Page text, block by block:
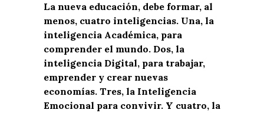
La nueva educación, debe formar, al
menos, cuatro inteligencias. Una, la
inteligencia Académica, para
comprender el mundo. Dos, la
inteligencia Digital, para trabajar,
emprender y crear nuevas
economías. Tres, la Inteligencia
Emocional para convivir. Y cuatro, la